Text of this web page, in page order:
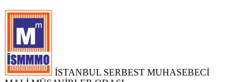
İSTANBUL SERBEST MUHASEBECİ